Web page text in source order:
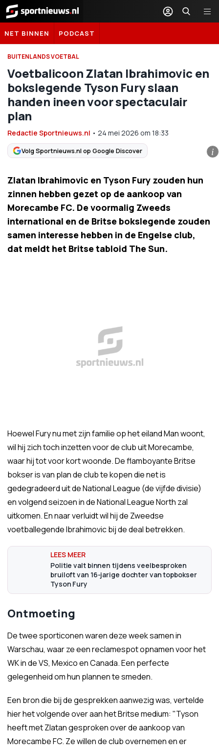
Sportnieuws.nl
NET BINNEN PODCAST
BUITENLANDS VOETBAL
Voetbalicoon Zlatan Ibrahimovic en
bokslegende Tyson Fury slaan
handen ineen voor spectaculair
plan
Redactie Sportnieuws.nl • 24 mei 2026 om 18:33
Volg Sportnieuws.nl op Google Discover i
Zlatan Ibrahimovic en Tyson Fury zouden hun
zinnen hebben gezet op de aankoop van
Morecambe FC. De voormalig Zweeds
international en de Britse bokslegende zouden
samen interesse hebben in de Engelse club,
dat meldt het Britse tabloid The Sun.
Hoewel Fury nu met zijn familie op het eiland Man woont,
wil hij zich toch inzetten voor de club uit Morecambe,
waar hij tot voor kort woonde. De flamboyante Britse
bokser is van plan de club te kopen die net is
gedegradeerd uit de National League (de vijfde divisie)
en volgend seizoen in de National League North zal
uitkomen. En naar verluidt wil hij de Zweedse
voetballegende Ibrahimovic bij de deal betrekken.
Politie valt binnen tijdens veelbesproken
bruiloft van 16-jarige dochter van topbokser
Tyson Fury
Ontmoeting
De twee sporticonen waren deze week samen in
Warschau, waar ze een reclamespot opnamen voor het
WK in de VS, Mexico en Canada. Een perfecte
gelegenheid om hun plannen te smeden.
Een bron die bij de gesprekken aanwezig was, vertelde
hier het volgende over aan het Britse medium: "Tyson
heeft met Zlatan gesproken over de aankoop van
Morecambe FC. Ze willen de club overnemen en er